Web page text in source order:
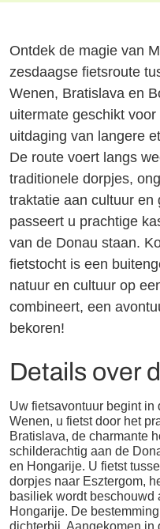
Ontdek de magie van
zesdaagse fietsroute
Wenen, Bratislava en
uitermate geschikt
uitdaging van langere
De route voert langs
traditionele dorpjes,
traktatie aan cultuur en
passeert u prachtige
van de Donau staan.
fietstocht is een
natuur en cultuur op
combineert, een
bekoren!
Details over
Uw fietsavontuur begint in
Wenen, u fietst door het
Bratislava, de charmante
schilderachtig aan de
en Hongarije. U fietst
dorpjes naar Esztergom,
basiliek wordt beschouwd
Hongarije. De
dichterbij. Aangekomen in